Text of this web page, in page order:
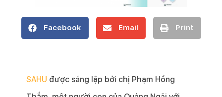
Facebook Email Print
SAHU được sáng lập bởi chị Phạm Hồng